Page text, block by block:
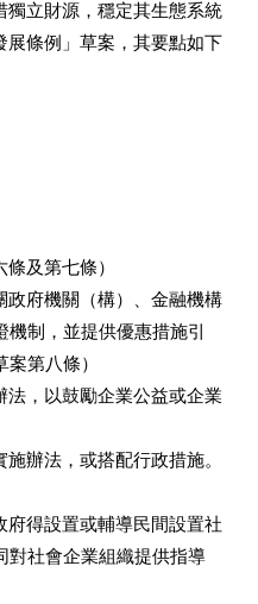
獨立財源，穩定其生態系統
展條例」草案，其要點如下
及第七條）
政府機關（構）、金融機構
機制，並提供優惠措施引
第八條）
法，以鼓勵企業公益或企業
辦法，或搭配行政措施。
得設置或輔導民間設置社
對社會企業組織提供指導